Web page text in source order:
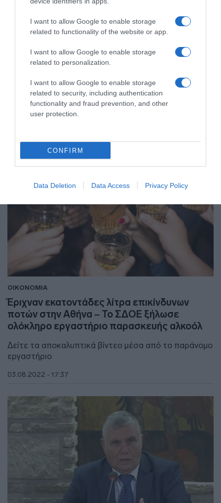
I want to allow Google to enable storage
related to functionality of the website or app.
I want to allow Google to enable storage
related to personalization.
I want to allow Google to enable storage
related to security, including authentication
functionality and fraud prevention, and other
user protection.
CONFIRM
Data Deletion Data Access Privacy Policy
“Δεν κλήθηκα για εξηγήσεις” λέει η Σοφία
Νικολάου – “Δεν σκέφτηκαν να παραιτηθώ
από υποψήφια”
Τι ανέφερε για το πόρισμα του ΣΔΟΕ
22.02.2023 - 11:46
ΟΙΚΟΝΟΜΙΑ
Έριχναν εκατοντάδες λίτρα επικίνδυνων
ποτών στην Αθήνα – Το ΣΔΟΕ ξήλωσε
ολόκληρο εργαστήριο παρασκευής αλκοόλ
Δείτε τα αποκαλυπτικά βίντεο μέσα από το παράνομο
εργαστήριο
03.08.2022 - 17:37